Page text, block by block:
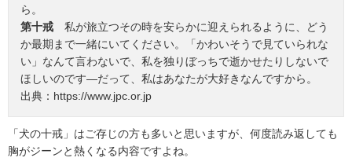
ら。
第十戒 私が旅立つその時を安らかに迎えられるように、どう
か最期まで一緒にいてください。「かわいそうで見ていられな
い」なんて言わないで、私を独りぼっちで逝かせたりしないで
ほしいのです―だって、私はあなたが大好きなんですから。
出典：https://www.jpc.or.jp
「犬の十戒」はご存じの方も多いと思いますが、何度読み返しても
胸がジーンと熱くなる内容ですよね。